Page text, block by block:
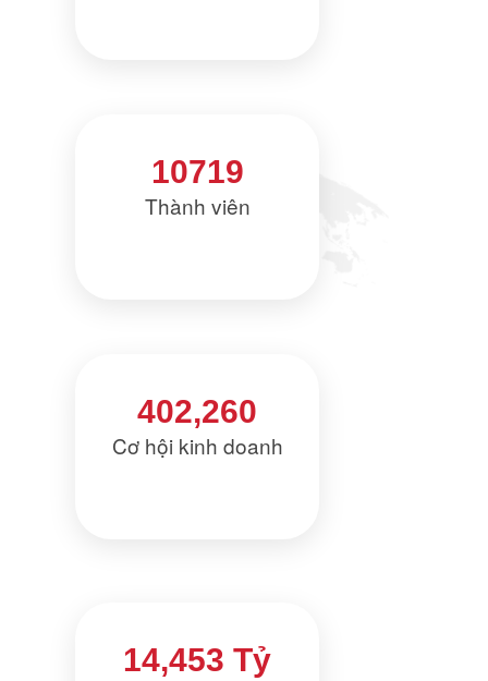
10719
Thành viên
402,260
Cơ hội kinh doanh
14,453 Tỷ